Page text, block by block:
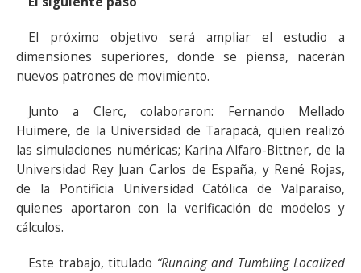
El próximo objetivo será ampliar el estudio a
dimensiones superiores, donde se piensa, nacerán
nuevos patrones de movimiento.
Junto a Clerc, colaboraron: Fernando Mellado
Huimere, de la Universidad de Tarapacá, quien realizó
las simulaciones numéricas; Karina Alfaro-Bittner, de la
Universidad Rey Juan Carlos de España, y René Rojas,
de la Pontificia Universidad Católica de Valparaíso,
quienes aportaron con la verificación de modelos y
cálculos.
Este trabajo, titulado “Running and Tumbling Localized